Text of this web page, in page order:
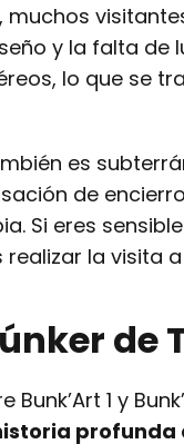
y la falta de
lo que se
es
de
Si eres
la visita a
de
1 y
profunda